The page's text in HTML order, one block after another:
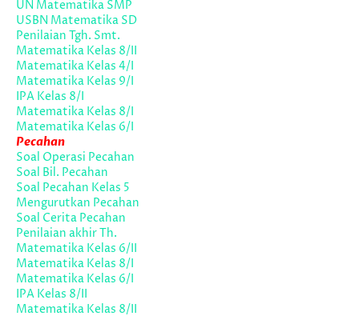
UN Matematika SMP
USBN Matematika SD
Penilaian Tgh. Smt.
Matematika Kelas 8/II
Matematika Kelas 4/I
Matematika Kelas 9/I
IPA Kelas 8/I
Matematika Kelas 8/I
Matematika Kelas 6/I
Pecahan
Soal Operasi Pecahan
Soal Bil. Pecahan
Soal Pecahan Kelas 5
Mengurutkan Pecahan
Soal Cerita Pecahan
Penilaian akhir Th.
Matematika Kelas 6/II
Matematika Kelas 8/I
Matematika Kelas 6/I
IPA Kelas 8/II
Matematika Kelas 8/II